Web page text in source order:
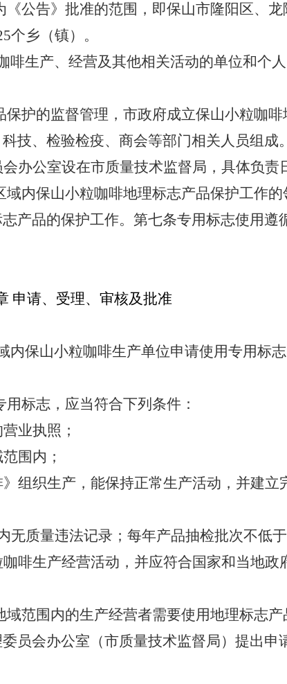
公告》批准的范围，即保山市隆阳区、龙
个乡（镇）。
啡生产、经营及其他相关活动的单位和个
护的监督管理，市政府成立保山小粒咖
技、检验检疫、商会等部门相关人员组成。
办公室设在市质量技术监督局，具体负责
内保山小粒咖啡地理标志产品保护工作
产品的保护工作。第七条专用标志使用遵
申请、受理、审核及批准
内保山小粒咖啡生产单位申请使用专用标
标志，应当符合下列条件：
业执照；
围内；
组织生产，能保持正常生产活动，并建立
无质量违法记录；每年产品抽检批次不低于
啡生产经营活动，并应符合国家和当地政
范围内的生产经营者需要使用地理标志
员会办公室（市质量技术监督局）提出申